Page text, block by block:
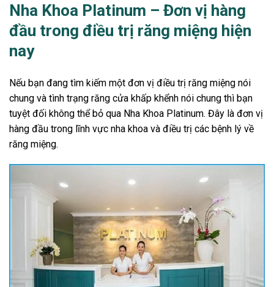
Nha Khoa Platinum – Đơn vị hàng
đầu trong điều trị răng miệng hiện
nay
Nếu bạn đang tìm kiếm một đơn vị điều trị răng miệng nói
chung và tình trạng răng cửa khấp khểnh nói chung thì bạn
tuyệt đối không thể bỏ qua Nha Khoa Platinum. Đây là đơn vị
hàng đầu trong lĩnh vực nha khoa và điều trị các bệnh lý về
răng miệng.